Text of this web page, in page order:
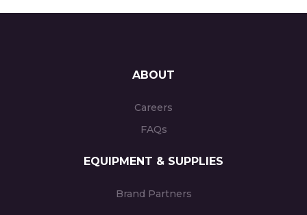
ABOUT
Careers
FAQs
EQUIPMENT & SUPPLIES
Brand Partners